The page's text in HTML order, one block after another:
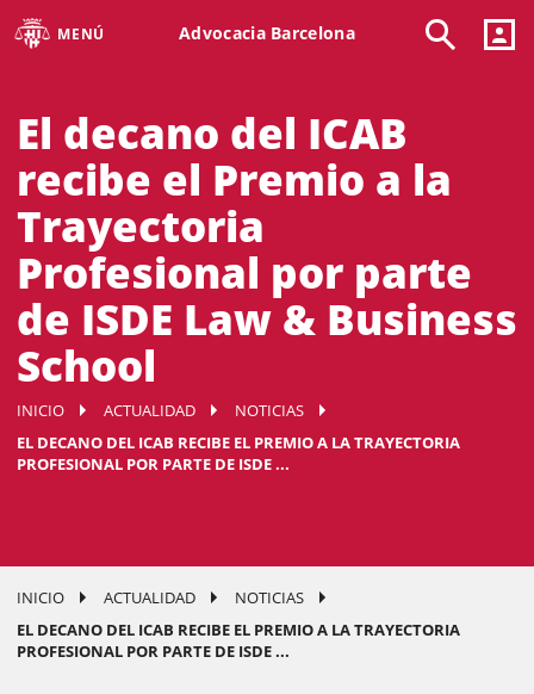
MENÚ Advocacia Barcelona
El decano del ICAB
recibe el Premio a la
Trayectoria
Profesional por parte
de ISDE Law & Business
School
INICIO ACTUALIDAD
NOTICIAS
EL DECANO DEL ICAB RECIBE EL PREMIO A LA TRAYECTORIA
PROFESIONAL POR PARTE DE ISDE ...
INICIO ACTUALIDAD
NOTICIAS
EL DECANO DEL ICAB RECIBE EL PREMIO A LA TRAYECTORIA
PROFESIONAL POR PARTE DE ISDE ...